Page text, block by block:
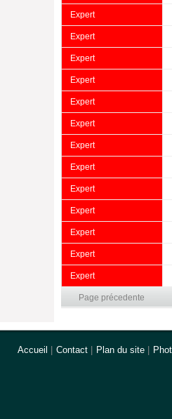
Expert
Expert
Expert
Expert
Expert
Expert
Expert
Expert
Expert
Expert
Expert
Expert
Expert
Page précedente
Accueil Contact Plan du site